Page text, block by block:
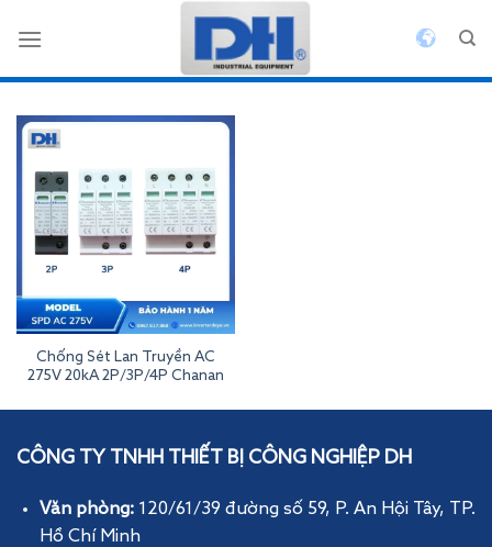
qua
Chống Sét Lan Truyền AC
275V 20kA 2P/3P/4P Chanan
Inverterdeye
CÔNG TY TNHH THIẾT BỊ CÔNG NGHIỆP DH
Văn phòng: 120/61/39 đường số 59, P. An Hội Tây, TP.
Hồ Chí Minh